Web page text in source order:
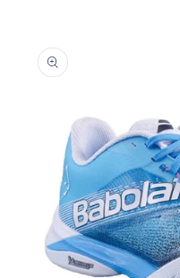
product
information